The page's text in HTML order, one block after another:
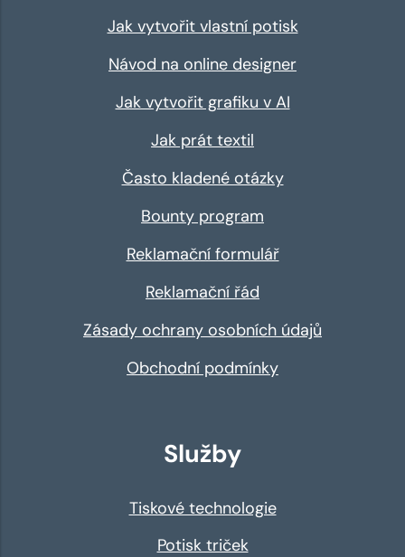
Jak vytvořit vlastní potisk
Návod na online designer
Jak vytvořit grafiku v AI
Jak prát textil
Často kladené otázky
Bounty program
Reklamační formulář
Reklamační řád
Zásady ochrany osobních údajů
Obchodní podmínky
Služby
Tiskové technologie
Potisk triček